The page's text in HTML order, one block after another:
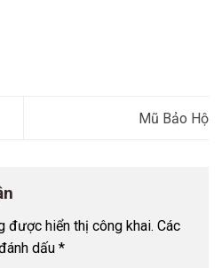
Mũ Bảo Hộ
được hiển thị công khai. Các
dấu *